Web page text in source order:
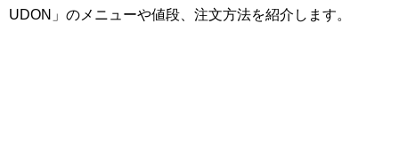
UDON」のメニューや値段、注文方法を紹介します。